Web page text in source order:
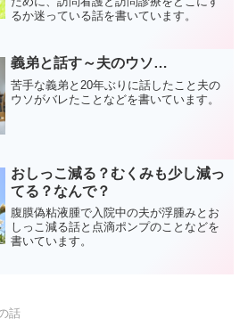
るか迷っている話を書いています。
義弟と話す～夫のウソ…
苦手な義弟と20年ぶりに話したこと夫の
ウソがバレたことなどを書いています。
おしっこ減る？むくみも少し減っ
てる？なんで？
腹膜偽粘液腫で入院中の夫が浮腫みとお
しっこ減る話と点滴ポンプのことなどを
書いています。
話